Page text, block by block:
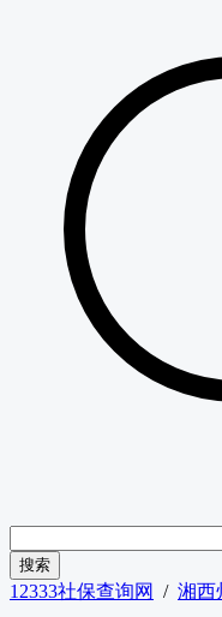
12333社保查询网 / 湘西